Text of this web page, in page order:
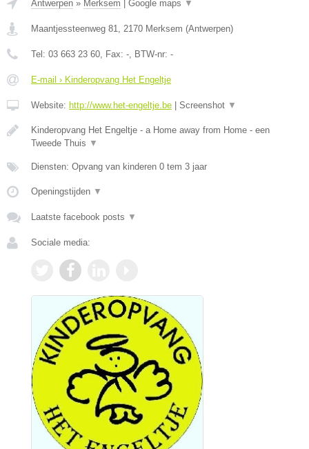
Antwerpen » Merksem Google maps ▼
Maantjessteenweg 81 2170 Merksem (Antwerpen)
Tel: 03 663 23 60 , Fax: - , BTW-nr: -
E-mail › Kinderopvang Het Engeltje
Website: http://www.het-engeltje.be Screenshot ▼
Kinderopvang Het Engeltje - a Home away from Home - een
Tweede Thuis ▼
Diensten: Opvang van kinderen 0 tem 3 jaar
Openingstijden ▼
Laatste facebook posts ▼
Sociale media: